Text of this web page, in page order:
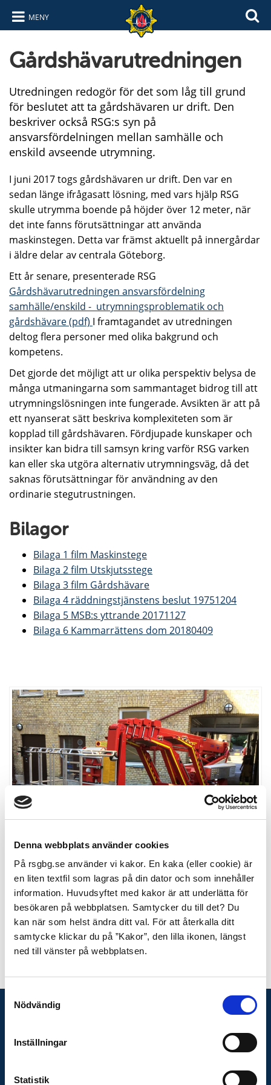
Denna webbplats använder cookies
På rsgbg.se använder vi kakor. En kaka (eller cookie) är
en liten textfil som lagras på din dator och som innehåller
information. Huvudsyftet med kakor är att underlätta för
besökaren på webbplatsen. Samtycker du till det? Du
kan när som helst ändra ditt val. För att återkalla ditt
samtycke klickar du på ”Kakor”, den lilla ikonen, längst
ned till vänster på webbplatsen.
Nödvändig
Inställningar
Statistik
MENY
Hoppa till innehåll
Hoppa till navigering
Gårdshävarutredningen
Utredningen redogör för det som låg till grund
för beslutet att ta gårdshävaren ur drift. Den
beskriver också RSG:s syn på
ansvarsfördelningen mellan samhälle och
enskild avseende utrymning.
I juni 2017 togs gårdshävaren ur drift. Den var en
sedan länge ifrågasatt lösning, med vars hjälp RSG
skulle utrymma boende på höjder över 12 meter, när
det inte fanns förutsättningar att använda
maskinstegen. Detta var främst aktuellt på innergårdar
i äldre delar av centrala Göteborg.
Ett år senare, presenterade RSG
Gårdshävarutredningen ansvarsfördelning
samhälle/enskild - utrymningsproblematik och
gårdshävare (pdf) I framtagandet av utredningen
deltog flera personer med olika bakgrund och
kompetens.
Det gjorde det möjligt att ur olika perspektiv belysa de
många utmaningarna som sammantaget bidrog till att
utrymningslösningen inte fungerade. Avsikten är att på
ett nyanserat sätt beskriva komplexiteten som är
kopplad till gårdshävaren. Fördjupade kunskaper och
insikter kan bidra till samsyn kring varför RSG varken
kan eller ska utgöra alternativ utrymningsväg, då det
saknas förutsättningar för användning av den
ordinarie stegutrustningen.
Bilagor
Bilaga 1 film Maskinstege
Bilaga 2 film Utskjutsstege
Bilaga 3 film Gårdshävare
Bilaga 4 räddningstjänstens beslut 19751204
Bilaga 5 MSB:s yttrande 20171127
Bilaga 6 Kammarrättens dom 20180409
Senast uppdaterat:26 januari, 2026, kl 16:39
Telefon växel